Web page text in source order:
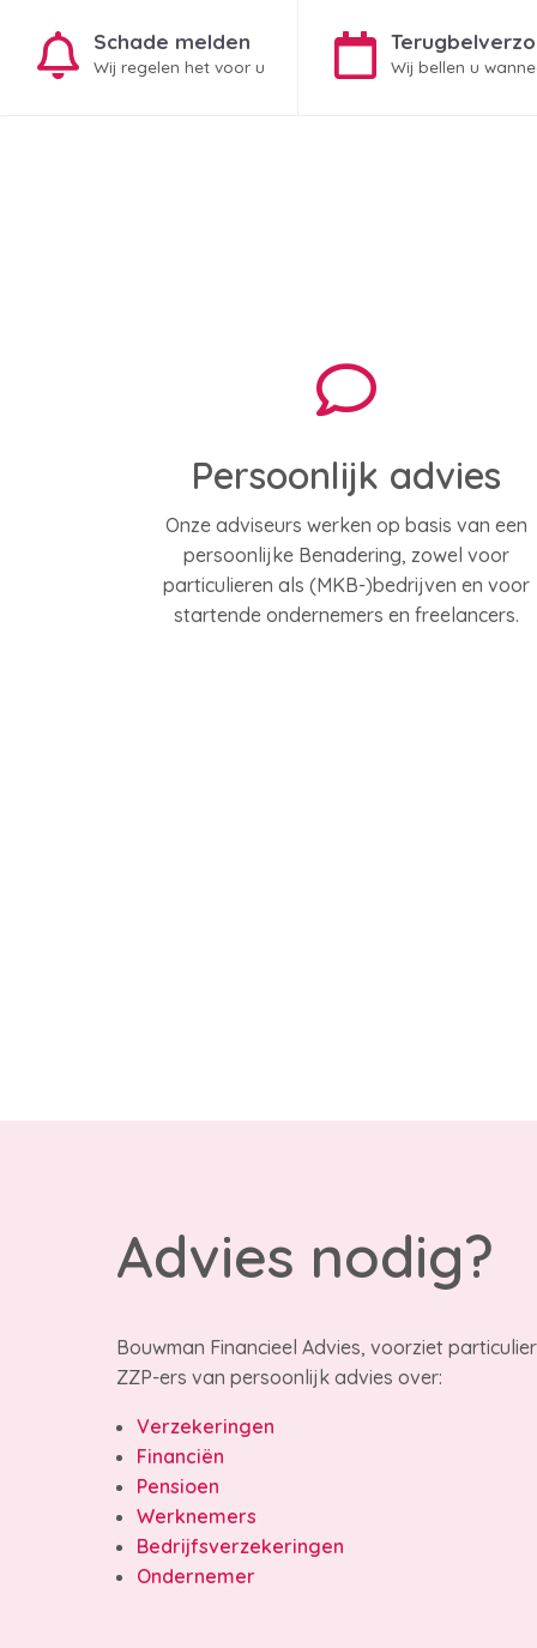
Schade melden
Wij regelen het voor u Wij bellen u
Persoonlijk advies
Onze adviseurs werken op basis van een
persoonlijke Benadering, zowel voor
particulieren als (MKB-)bedrijven en voor
startende ondernemers en freelancers.
Advies nodig?
Bouwman Financieel Advies, voorziet
ZZP-ers van persoonlijk advies over:
Verzekeringen
Financiën
Pensioen
Werknemers
Bedrijfsverzekeringen
Ondernemer